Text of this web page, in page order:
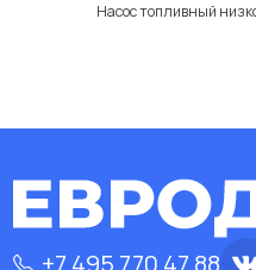
Насос топливный
+7 495 770 47 88